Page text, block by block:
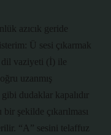
azıcık geride
Ü sesi çıkarmak
dil vaziyeti (İ) ile
uzanmış
dudaklar kapalıdır
şekilde çıkarılması
“A” sesini telaffuz